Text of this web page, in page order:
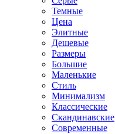
Темные
Цена
Элитные
Дешевые
Размеры
Большие
Маленькие
Стиль
Минимализм
Классические
Скандинавские
Современные